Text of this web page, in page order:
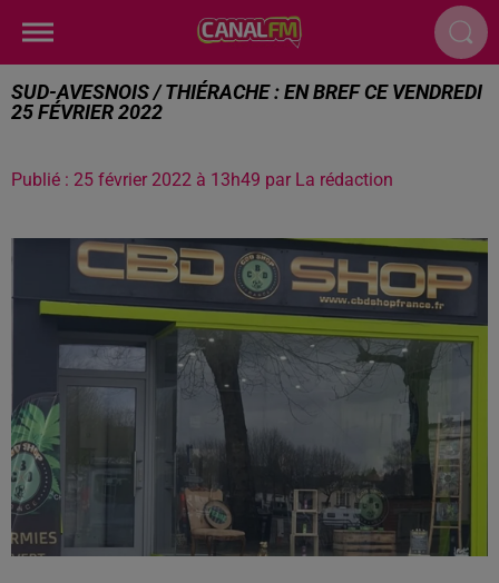
SUD-AVESNOIS / THIÉRACHE : EN BREF CE VENDREDI
25 FÉVRIER 2022
Publié : 25 février 2022 à 13h49 par La rédaction